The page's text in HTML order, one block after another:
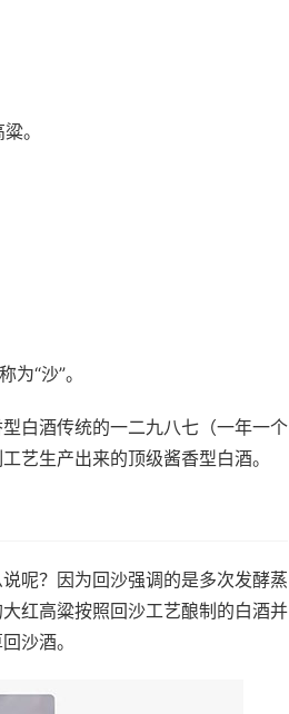
。
“沙”。
白酒传统的一二九八七（一年一个
艺生产出来的顶级酱香型白酒。
呢？因为回沙强调的是多次发酵蒸
红高粱按照回沙工艺酿制的白酒并
沙酒。